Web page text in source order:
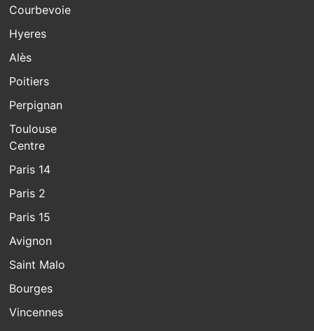
Courbevoie
Hyeres
Alès
Poitiers
Perpignan
Toulouse
Centre
Paris 14
Paris 2
Paris 15
Avignon
Saint Malo
Bourges
Vincennes